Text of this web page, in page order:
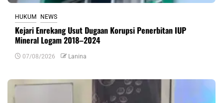
HUKUM NEWS
Kejari Enrekang Usut Dugaan Korupsi Penerbitan IUP
Mineral Logam 2018–2024
07/08/2026 Lanina